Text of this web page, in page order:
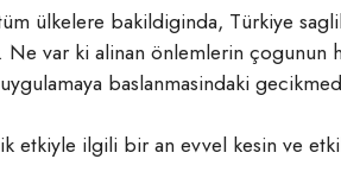
ülkelere bakildiginda, Türkiye
var ki alinan önlemlerin
baslanmasindaki
etkiyle ilgili bir an evvel kesin ve